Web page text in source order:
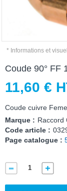
* Informations et
Coude 90° FF
11,60 €
Coude cuivre
Marque : Raccord
Code article :
Page catalogue :